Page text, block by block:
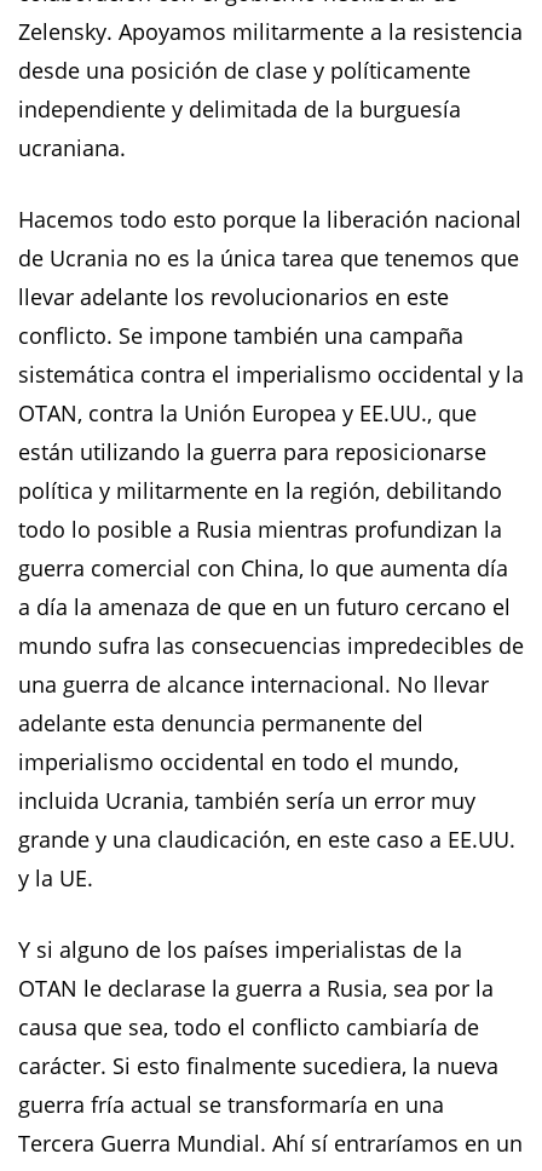
Zelensky. Apoyamos militarmente a la resistencia
desde una posición de clase y políticamente
independiente y delimitada de la burguesía
ucraniana.
Hacemos todo esto porque la liberación nacional
de Ucrania no es la única tarea que tenemos que
llevar adelante los revolucionarios en este
conflicto. Se impone también una campaña
sistemática contra el imperialismo occidental y la
OTAN, contra la Unión Europea y EE.UU., que
están utilizando la guerra para reposicionarse
política y militarmente en la región, debilitando
todo lo posible a Rusia mientras profundizan la
guerra comercial con China, lo que aumenta día
a día la amenaza de que en un futuro cercano el
mundo sufra las consecuencias impredecibles de
una guerra de alcance internacional. No llevar
adelante esta denuncia permanente del
imperialismo occidental en todo el mundo,
incluida Ucrania, también sería un error muy
grande y una claudicación, en este caso a EE.UU.
y la UE.
Y si alguno de los países imperialistas de la
OTAN le declarase la guerra a Rusia, sea por la
causa que sea, todo el conflicto cambiaría de
carácter. Si esto finalmente sucediera, la nueva
guerra fría actual se transformaría en una
Tercera Guerra Mundial. Ahí sí entraríamos en un